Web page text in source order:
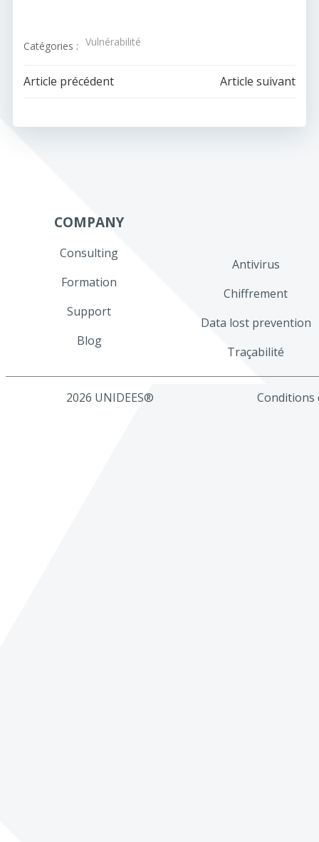
Catégories : Vulnérabilité
Navigation
de
Article précédent
Navigation
de
Article suivant
COMPANY
Consulting
Formation
Support
Blog
Antivirus
Chiffrement
Data lost prevention
Traçabilité
2026 UNIDEES® Conditions